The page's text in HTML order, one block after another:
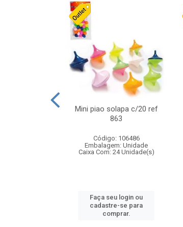
Mini piao solapa c/20 ref
863
Código: 106486
Embalagem: Unidade
Caixa Com: 24 Unidade(s)
Faça seu login ou
cadastre-se para
comprar.